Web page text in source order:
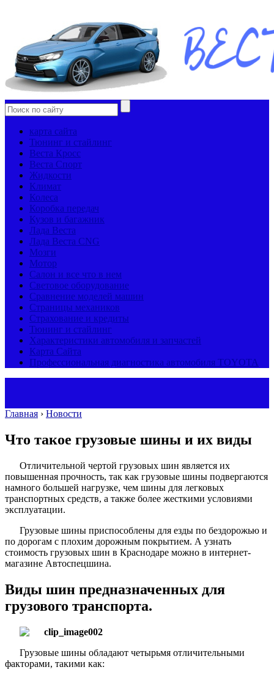
карта сайта
Тюнинг и стайлинг
Веста Кросс
Веста Спорт
Жидкости
Климат
Колеса
Коробка передач
Кузов и багажник
Лада Веста
Лада Веста CNG
Мозги
Мотор
Салон и все что в нем
Световое оборудование
Сравнение моделей машин
Страницы механиков
Страхование и кредиты
Тюнинг и стайлинг
Характеристики автомобиля и запчастей
Карта Сайта
Профессиональная диагностика автомобиля TOYOTA
Главная › Новости
Что такое грузовые шины и их виды
Отличительной чертой грузовых шин является их
повышенная прочность, так как грузовые шины подвергаются
намного большей нагрузке, чем шины для легковых
транспортных средств, а также более жесткими условиями
эксплуатации.
Грузовые шины приспособлены для езды по бездорожью и
по дорогам с плохим дорожным покрытием. А узнать
стоимость грузовых шин в Краснодаре можно в интернет-
магазине Автоспецшина.
Виды шин предназначенных для
грузового транспорта.
Грузовые шины обладают четырьмя отличительными
факторами, такими как: